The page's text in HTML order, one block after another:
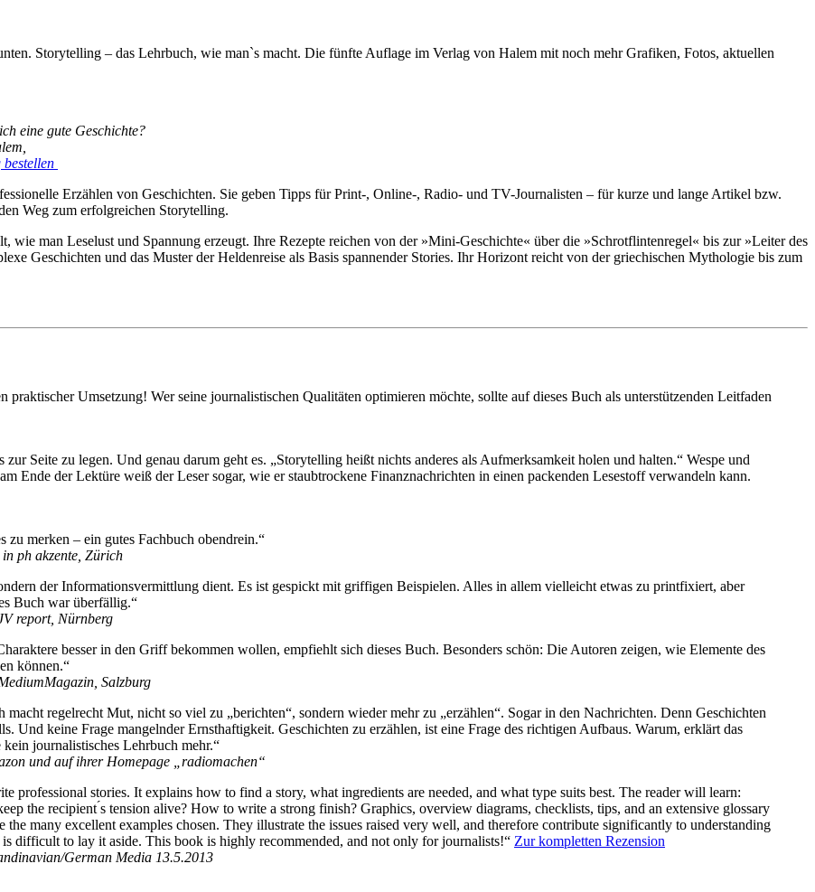
Storytelling – das Lehrbuch, wie man`s macht. Die fünfte Auflage im Verlag von Halem mit noch mehr Grafiken, Fotos, aktuellen
eine gute Geschichte?
bestellen
Erzählen von Geschichten. Sie geben Tipps für Print-, Online-, Radio- und TV-Journalisten – für kurze und lange Artikel bzw.
Weg zum erfolgreichen Storytelling.
wie man Leselust und Spannung erzeugt. Ihre Rezepte reichen von der »Mini-Geschichte« über die »Schrotflintenregel« bis zur »Leiter des
Geschichten und das Muster der Heldenreise als Basis spannender Stories. Ihr Horizont reicht von der griechischen Mythologie bis zum
praktischer Umsetzung! Wer seine journalistischen Qualitäten optimieren möchte, sollte auf dieses Buch als unterstützenden Leitfaden
Seite zu legen. Und genau darum geht es. „Storytelling heißt nichts anderes als Aufmerksamkeit holen und halten.“ Wespe und
Ende der Lektüre weiß der Leser sogar, wie er staubtrockene Finanznachrichten in einen packenden Lesestoff verwandeln kann.
zu merken – ein gutes Fachbuch obendrein.“
ph akzente, Zürich
der Informationsvermittlung dient. Es ist gespickt mit griffigen Beispielen. Alles in allem vielleicht etwas zu printfixiert, aber
Buch war überfällig.“
report, Nürnberg
besser in den Griff bekommen wollen, empfiehlt sich dieses Buch. Besonders schön: Die Autoren zeigen, wie Elemente des
können.“
Salzburg
regelrecht Mut, nicht so viel zu „berichten“, sondern wieder mehr zu „erzählen“. Sogar in den Nachrichten. Denn Geschichten
Und keine Frage mangelnder Ernsthaftigkeit. Geschichten zu erzählen, ist eine Frage des richtigen Aufbaus. Warum, erklärt das
journalistisches Lehrbuch mehr.“
und auf ihrer Homepage „radiomachen“
professional stories. It explains how to find a story, what ingredients are needed, and what type suits best. The reader will learn:
the recipient ́s tension alive? How to write a strong finish? Graphics, overview diagrams, checklists, tips, and an extensive glossary
many excellent examples chosen. They illustrate the issues raised very well, and therefore contribute significantly to understanding
difficult to lay it aside. This book is highly recommended, and not only for journalists!“ Zur kompletten Rezension
German Media 13.5.2013